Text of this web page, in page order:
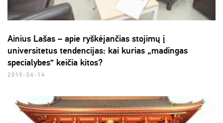
Ainius Lašas – apie ryškėjančias stojimų į
universitetus tendencijas: kai kurias „madingas
specialybes“ keičia kitos?
2019-06-14